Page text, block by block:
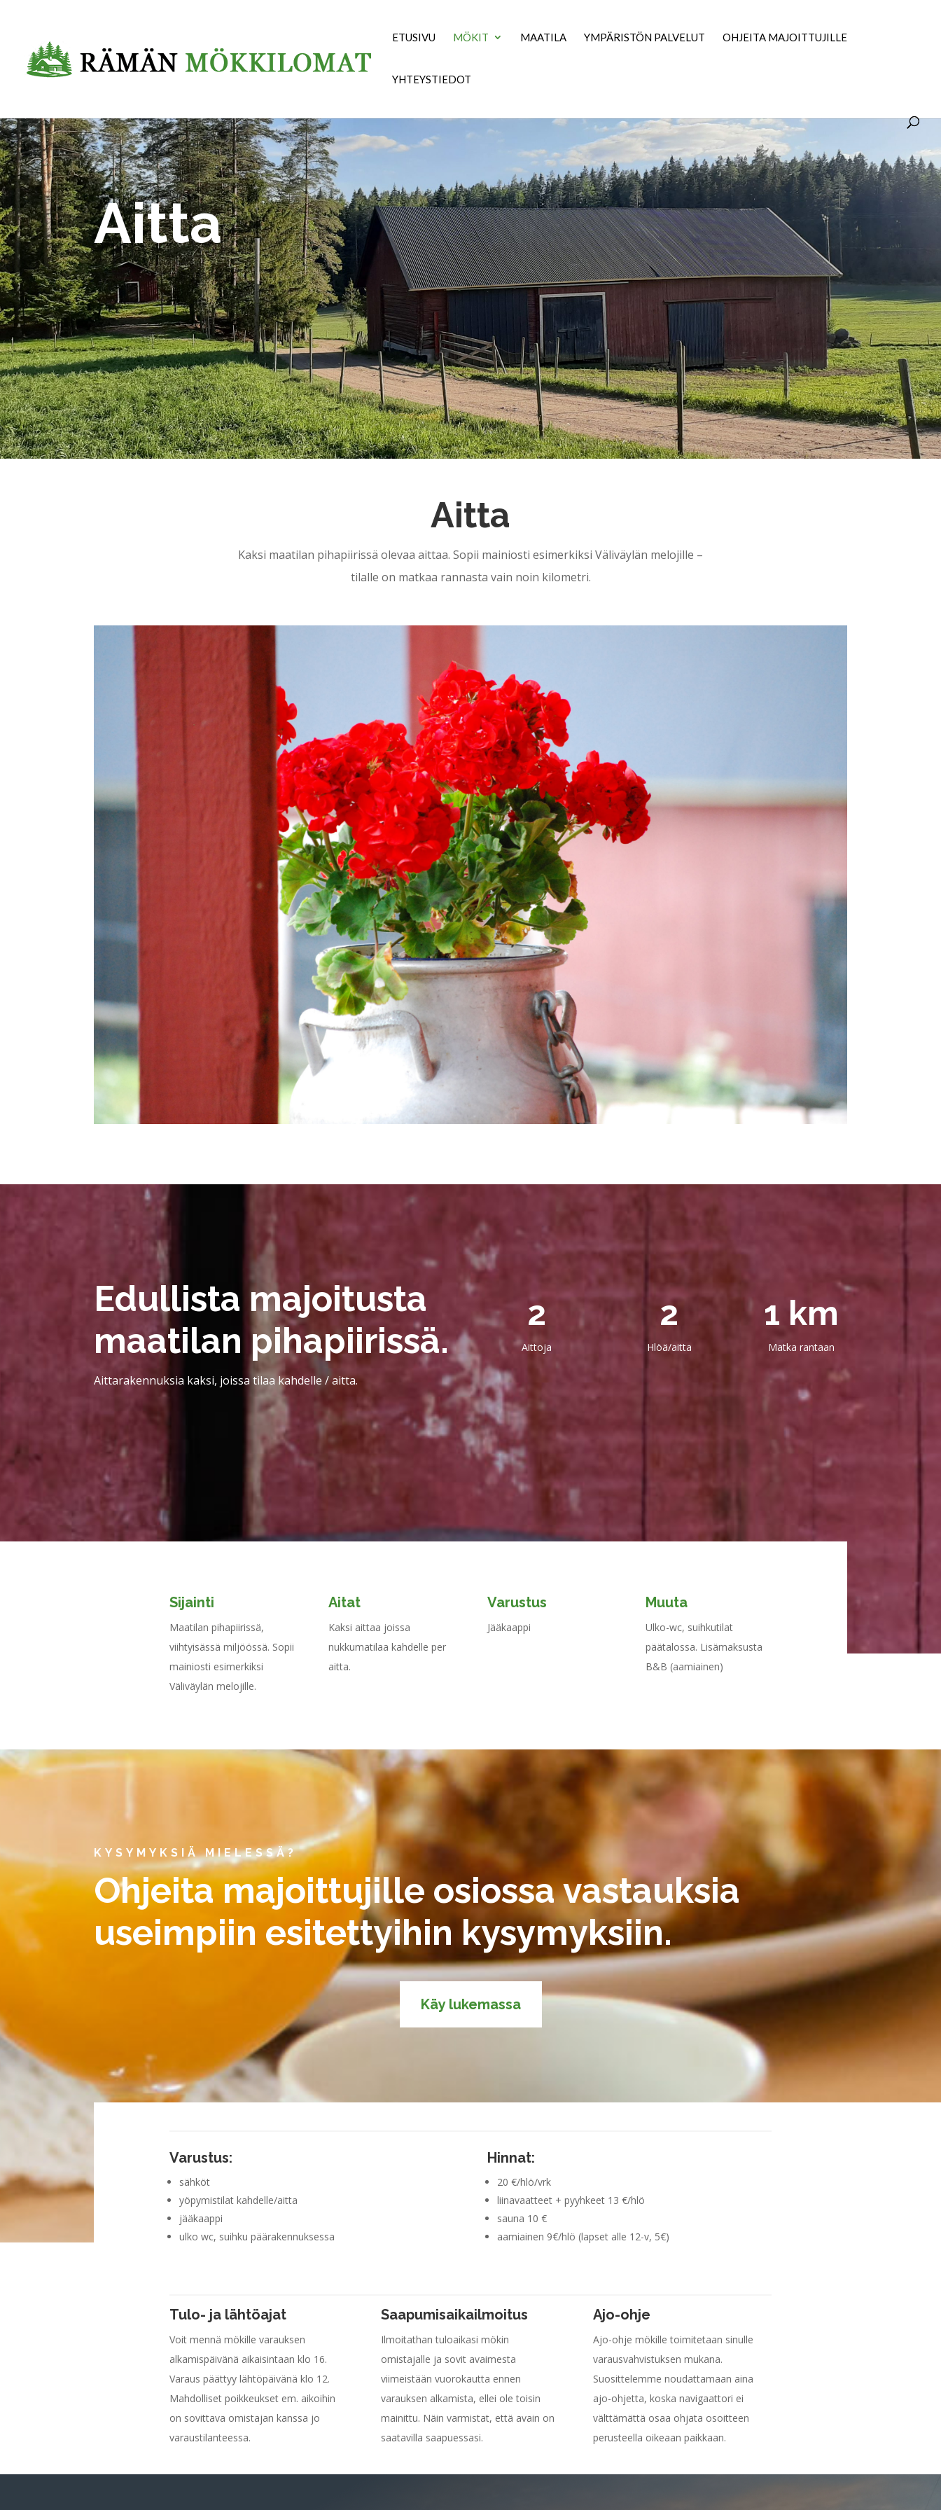
ETUSIVU MÖKIT MAATILA YMPÄRISTÖN PALVELUT OHJEITA MAJOITTUJILLE
YHTEYSTIEDOT
Aitta
Aitta
Kaksi maatilan pihapiirissä olevaa aittaa. Sopii mainiosti esimerkiksi Väliväylän melojille –
tilalle on matkaa rannasta vain noin kilometri.
Edullista majoitusta
maatilan pihapiirissä.
Aittarakennuksia kaksi, joissa tilaa kahdelle / aitta.
2
Aittoja
2
Hlöä/aitta
1 km
Matka rantaan
Sijainti
Maatilan pihapiirissä,
viihtyisässä miljöössä. Sopii
mainiosti esimerkiksi
Väliväylän melojille.
Aitat
Kaksi aittaa joissa
nukkumatilaa kahdelle per
aitta.
Varustus
Jääkaappi
Muuta
Ulko-wc, suihkutilat
päätalossa. Lisämaksusta
B&B (aamiainen)
KYSYMYKSIÄ MIELESSÄ?
Ohjeita majoittujille osiossa vastauksia
useimpiin esitettyihin kysymyksiin.
Käy lukemassa
Varustus:
sähköt
yöpymistilat kahdelle/aitta
jääkaappi
ulko wc, suihku päärakennuksessa
Hinnat:
20 €/hlö/vrk
liinavaatteet + pyyhkeet 13 €/hlö
sauna 10 €
aamiainen 9€/hlö (lapset alle 12-v, 5€)
Tulo- ja lähtöajat
Voit mennä mökille varauksen
alkamispäivänä aikaisintaan klo 16.
Varaus päättyy lähtöpäivänä klo 12.
Mahdolliset poikkeukset em. aikoihin
on sovittava omistajan kanssa jo
varaustilanteessa.
Saapumisaikailmoitus
Ilmoitathan tuloaikasi mökin
omistajalle ja sovit avaimesta
viimeistään vuorokautta ennen
varauksen alkamista, ellei ole toisin
mainittu. Näin varmistat, että avain on
saatavilla saapuessasi.
Ajo-ohje
Ajo-ohje mökille toimitetaan sinulle
varausvahvistuksen mukana.
Suosittelemme noudattamaan aina
ajo-ohjetta, koska navigaattori ei
välttämättä osaa ohjata osoitteen
perusteella oikeaan paikkaan.